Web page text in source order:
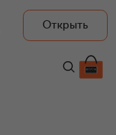
Открыть
92 400 ₽